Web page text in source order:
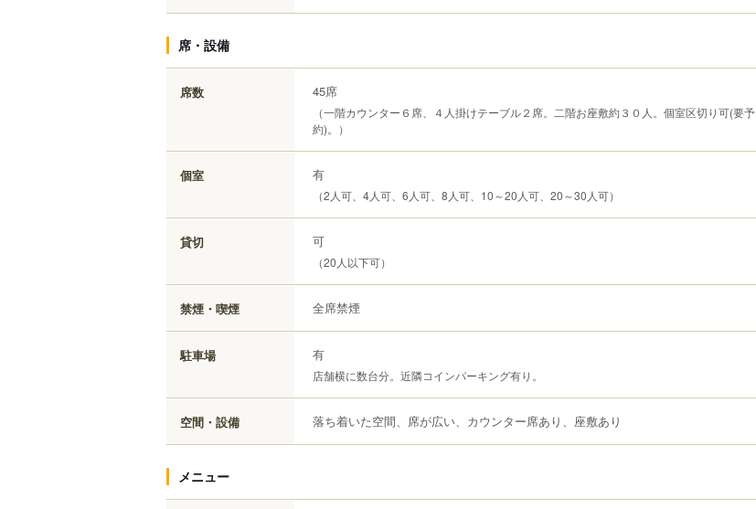
席・設備
席数 45席
（一階カウンター６席、４人掛けテーブル２席。二階お座敷約３０人。個室区切り可(要予
約)。）
個室 有
（2人可、4人可、6人可、8人可、10～20人可、20～30人可）
貸切 可
（20人以下可）
禁煙・喫煙 全席禁煙
駐車場 有
店舗横に数台分。近隣コインパーキング有り。
空間・設備 落ち着いた空間、席が広い、カウンター席あり、座敷あり
メニュー